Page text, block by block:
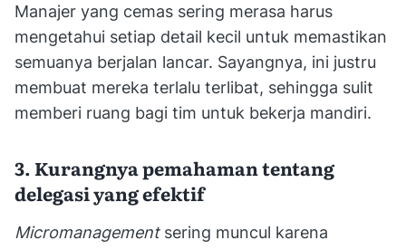
Manajer yang cemas sering merasa harus
mengetahui setiap detail kecil untuk memastikan
semuanya berjalan lancar. Sayangnya, ini justru
membuat mereka terlalu terlibat, sehingga sulit
memberi ruang bagi tim untuk bekerja mandiri.
3. Kurangnya pemahaman tentang
delegasi yang efektif
Micromanagementsering muncul karena